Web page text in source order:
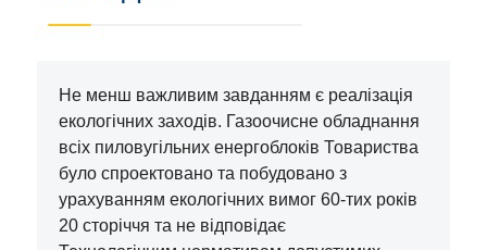
Не менш важливим завданням є реалізація
екологічних заходів. Газоочисне обладнання
всіх пиловугільних енергоблоків Товариства
було спроектовано та побудовано з
урахуванням екологічних вимог 60-тих років
20 сторіччя та не відповідає